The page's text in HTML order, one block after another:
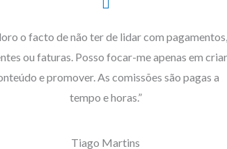
o facto de não ter de lidar com pagamentos,
ou faturas. Posso focar-me apenas em criar
e promover. As comissões são pagas a
tempo e horas.”
Tiago Martins